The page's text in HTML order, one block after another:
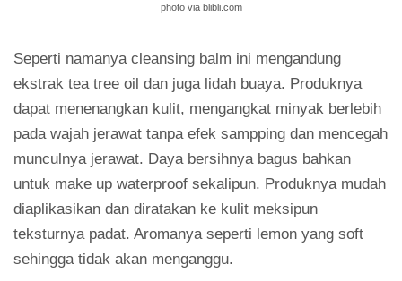
photo via blibli.com
Seperti namanya cleansing balm ini mengandung
ekstrak tea tree oil dan juga lidah buaya. Produknya
dapat menenangkan kulit, mengangkat minyak berlebih
pada wajah jerawat tanpa efek sampping dan mencegah
munculnya jerawat. Daya bersihnya bagus bahkan
untuk make up waterproof sekalipun. Produknya mudah
diaplikasikan dan diratakan ke kulit meksipun
teksturnya padat. Aromanya seperti lemon yang soft
sehingga tidak akan menganggu.